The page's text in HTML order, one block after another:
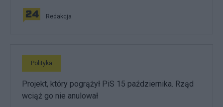
Redakcja
Polityka
Projekt, który pogrążył PiS 15 października. Rząd
wciąż go nie anulował